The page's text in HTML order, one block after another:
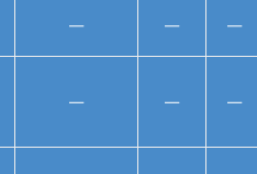
— — —
— — —